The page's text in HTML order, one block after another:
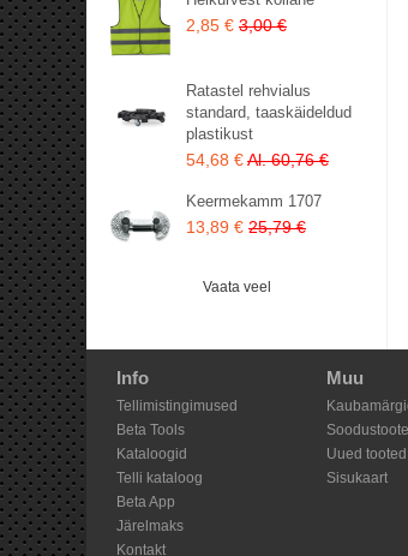
2,85 € 3,00 €
Ratastel rehvialus
standard, taaskäideldud
plastikust
54,68 €Al. 60,76 €
Keermekamm 1707
13,89 € 25,79 €
Vaata veel
Info
Tellimistingimused
Beta Tools
Kataloogid
Telli kataloog
Beta App
Järelmaks
Kontakt
Muu
Uued tooted
Sisukaart